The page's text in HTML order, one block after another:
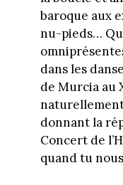
baroque aux
nu-pieds…
dans les
de Murcia au
donnant la
Concert de
quand tu